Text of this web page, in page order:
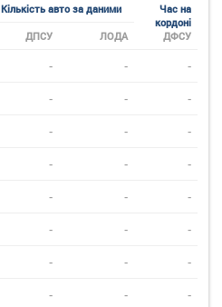
Кількість авто за даними
Час на
кордоні
ДФСУ
ДПСУ ЛОДА
- - -
- - -
- - -
- - -
- - -
- - -
- - -
- - -